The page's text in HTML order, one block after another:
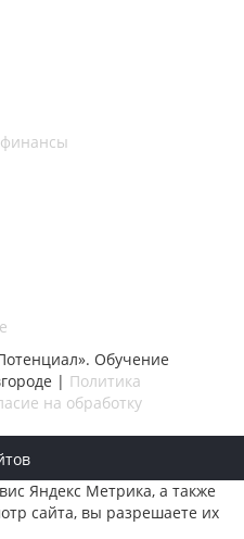
финансы
Обучение
| Политика
на обработку
Яндекс Метрика, а также
сайта, вы разрешаете их